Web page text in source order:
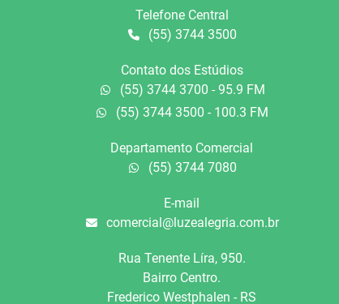
Telefone Central
(55) 3744 3500
Contato dos Estúdios
(55) 3744 3700 - 95.9 FM
(55) 3744 3500 - 100.3 FM
Departamento Comercial
(55) 3744 7080
E-mail
comercial@luzealegria.com.br
Rua Tenente Líra, 950.
Bairro Centro.
Frederico Westphalen - RS